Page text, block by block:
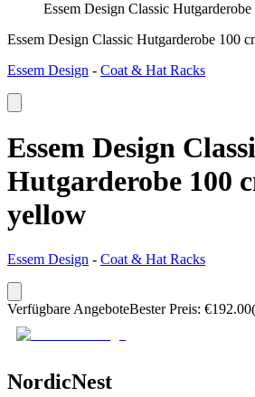
Essem Design Classic
Essem Design Classic Hutgarderobe 100
Essem Design - Coat & Hat Racks
Essem Design
Hutgarderobe 100
yellow
Essem Design - Coat & Hat Racks
Verfügbare AngeboteBester Preis: €192.00
NordicNest